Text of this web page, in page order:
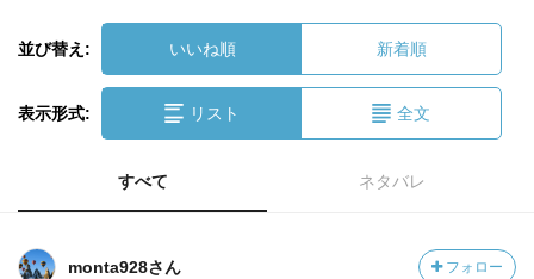
並び替え: いいね順 新着順
表示形式: リスト 全文
すべて ネタバレ
monta928さん フォロー